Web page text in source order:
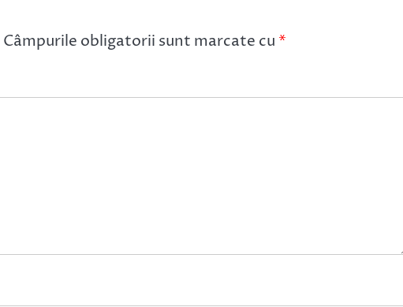
Câmpurile obligatorii sunt marcate cu *